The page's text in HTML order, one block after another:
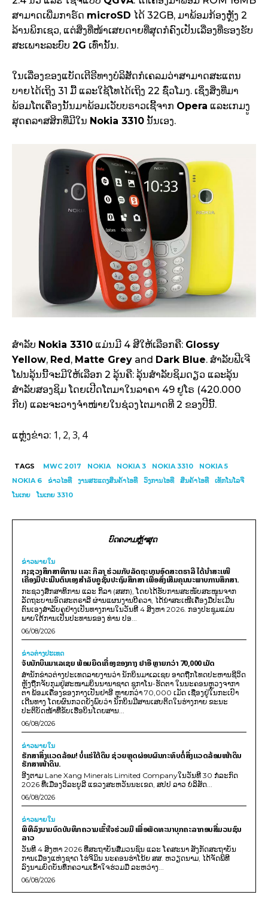
ສາມາດເພີ່ມກາຣ໌ດ microSD ໄດ້ 32GB, ມາພ້ອມກ້ອງຫຼັງ 2
ລ້ານພິກເຊວ, ແຕ່ສິ່ງທີ່ໜ້າເສຍດາຍທີ່ສຸດກໍຄົງເປັນເລື່ອງທີ່ຮອງຮັບ
ສະເພາະລະບົບ 2G ເທົ່ານັ້ນ.
ໃນເລື່ອງຂອງແບັດເຕີຣີທາງບໍລິສັດກໍເຄລມວ່າສາມາດສະແຕນ
ບາຍໄດ້ເຖິງ 31 ມື້ ແລະໃຊ້ໂທໄດ້ເຖິງ 22 ຊົ່ວໂມງ. ເຊິ່ງສິ່ງທີ່ມາ
ພ້ອມໂຕເຄື່ອງນັ້ນມາພ້ອມເວັບບຣາວເຊີ້ຈາກ Opera ແລະເກມງູ
ສຸດຄລາສສິກທີ່ມີໃນ Nokia 3310 ນັ້ນເອງ.
ສຳລັບ Nokia 3310 ແມ່ນມີ 4 ສີໃຫ້ເລືອກຄື: Glossy
Yellow, Red, Matte Grey and Dark Blue. ສຳລັບຟີເຈີ
ໂຟນລຸ້ນນີ້ຈະມີໃຫ້ເລືອກ 2 ລຸ້ນຄື: ລຸ້ນສຳລັບຊິມດຽວ ແລະລຸ້ນ
ສຳລັບສອງຊິມ ໂດຍເປີດໂຕມາໃນລາຄາ 49 ຢູໂຣ (420.000
ກີບ) ແລະຈະວາງຈຳໜ່າຍໃນຊ່ວງໄຕມາດທີ 2 ຂອງປີນີ້.
ແຫຼ່ງຂ່າວ: 1 , 2, 3, 4
TAGS MWC 2017 NOKIA NOKIA 3 NOKIA 3310
NOKIA 5
NOKIA 6
ຂ່າວໄອທີ ງານສະແດງສິນຄ້າໄອທີ ວົງການໄອທີ ສິນຄ້າໄອທີ
ເທັກໂນໂລຈີ
ໂນເກຍ
ໂນເກຍ 3310
ບົດຄວາມຫຼ້າສຸດ
ຂ່າວພາຍ​ໃນ
ກະຊວງສຶກສາທິການ ແລະ ກິລາ ຮ່ວມກັບລັດຖະບານອົດສະຕຣາລີ ໄດ້ນຳສະເໜີ
ເຄື່ອງມືປະເມີນຕົນເອງສຳລັບຄູຊັ້ນປະຖົມສຶກສາ ເພື່ອສົ່ງເສີມຄຸນນະພາບການສຶກສາ.
ກະຊວງສຶກສາທິການ ແລະ ກິລາ (ສສກ), ໂດຍໄດ້ຮັບການສະໜັບສະໜູນຈາກ
ລັດຖະບານອົດສະຕຣາລີ ຜ່ານແຜນງານບີຄວາ, ໄດ້ນຳສະເໜີເຄື່ອງມືປະເມີນ
ຕົນເອງສຳລັບຄູຢ່າງເປັນທາງການໃນວັນທີ 4 ສິງຫາ 2026. ກອງປະຊຸມແມ່ນ
ພາຍໃຕ້ການເປັນປະທານຂອງ ທ່ານ ປອ...
06/08/2026
ຂ່າວຕ່າງປະເທດ
ຈັບນັກບິນມາເລເຊຍ ພ້ອມຍຶດເຄື່ອງຂອງກາງ ຢາອີ ຫຼາຍກວ່າ 70,000 ເມັດ
ສຳນັກຂ່າວຕ່າງປະເທດລາຍງານວ່າ ນັກບິນມາເລເຊຍ ອາດຖືກໂທດປະຫານຊີວິດ
ຫຼັງຖືກຈັບກຸມຢູ່ສະໜາມບິນນານາຊາດ ຊູກາໂນ-ຮັດຕາ ໃນນະຄອນຫຼວງຈາກາ
ຕາ ພ້ອມເຄື່ອງຂອງກາງເປັນຢາອີ ຫຼາຍກວ່າ 70,000 ເມັດ ເຊື່ອງຢູ່ໃນກະເປົາ
ເດີນທາງ ໂດຍຜົນກວດຍັງພົບວ່າ ນັກບິນມີສານເສບຕິດໃນຮ່າງກາຍ ຂະນະ
ປະຕິບັດໜ້າທີ່ຂັບເຮືອບິນໂດຍສານ...
06/08/2026
ຂ່າວພາຍ​ໃນ
ຮັກສາສິ່ງແວດລ້ອມ! ບໍ່ແຮ່ໃຕ້ດິນ ຊ່ວຍຫຼຸດຜ່ອນຜົນກະທົບຕໍ່ສິ່ງແວດລ້ອມໜ້າດິນ
ຮັກສາໜ້າດິນ.
ອີງຕາມ Lane Xang Minerals Limited Companyໃນວັນທີ 30 ກໍລະກົດ
2026 ທີ່ເມືອງວິລະບູລີ ແຂວງສະຫວັນນະເຂດ, ສປປ ລາວ ບໍລິສັດ...
06/08/2026
ຂ່າວພາຍ​ໃນ
ພິທີລົງນາມບົດບັນທຶກຄວາມເຂົ້າໃຈຮ່ວມມື ເພື່ອພັດທະນາບຸກຄະລາກອນສື່ມວນຊົນ
ລາວ
ວັນທີ 4 ສິງຫາ 2026 ທີ່ສະຖາບັນສື່ມວນຊົນ ແລະ ໂຄສະນາ ສັງກັດສະຖາບັນ
ການເມືອງແຫ່ງຊາດ ໂຮ່ຈິມິນ ນະຄອນຮ່າໂນ້ຍ ສສ. ຫວຽດນາມ, ໄດ້ຈັດພິທີ
ລົງນາມບົດບັນທຶກຄວາມເຂົ້າໃຈຮ່ວມມື ລະຫວ່າງ...
06/08/2026